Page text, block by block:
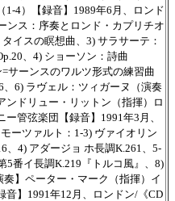
1-4）【録音】1989年6月、ロンド
ンス：序奏とロンド・カプリチオ
イスの瞑想曲、3) サラサーテ：
、4) ショーソン：詩曲
サーンスのワルツ形式の練習曲
、6) ラヴェル：ツィガーヌ（演奏
ンドリュー・リットン（指揮）ロ
管弦楽団【録音】1991年3月、
ーツァルト：1-3) ヴァイオリン
、4) アダージョ ホ長調K.261、5-
5番イ長調K.219『トルコ風』、8)
奏】ペーター・マーク（指揮）イ
音】1991年12月、ロンドン/《CD